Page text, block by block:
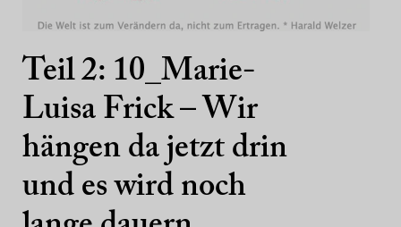
Teil 2: 10_Marie-
Luisa Frick – Wir
hängen da jetzt drin
und es wird noch